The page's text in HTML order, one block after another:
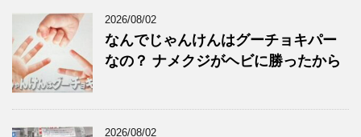
2026/08/02
なんでじゃんけんはグーチョキパー
なの？ ナメクジがヘビに勝ったから
2026/08/02